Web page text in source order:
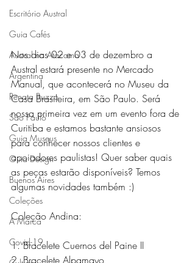
Escritório Austral
Guia Cafés
Austral no Atacama
Argentina
Renata Buzzo
São Paulo
Guia Museus
Guia Design
Buenos Aires
Coleções
A Marca
Covid-19
Nos dias 02 e 03 de dezembro a
Austral estará presente no Mercado
Manual, que acontecerá no Museu da
Casa Brasileira, em São Paulo. Será
nossa primeira vez em um evento fora de
Curitiba e estamos bastante ansiosos
para conhecer nossos clientes e
apoiadores paulistas! Quer saber quais
as peças estarão disponíveis? Temos
algumas novidades também :)
Coleção Andina:
1. Bracelete Cuernos del Paine II
2. Bracelete Alpamayo